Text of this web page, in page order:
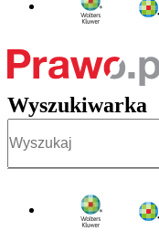
Wyszukiwarka